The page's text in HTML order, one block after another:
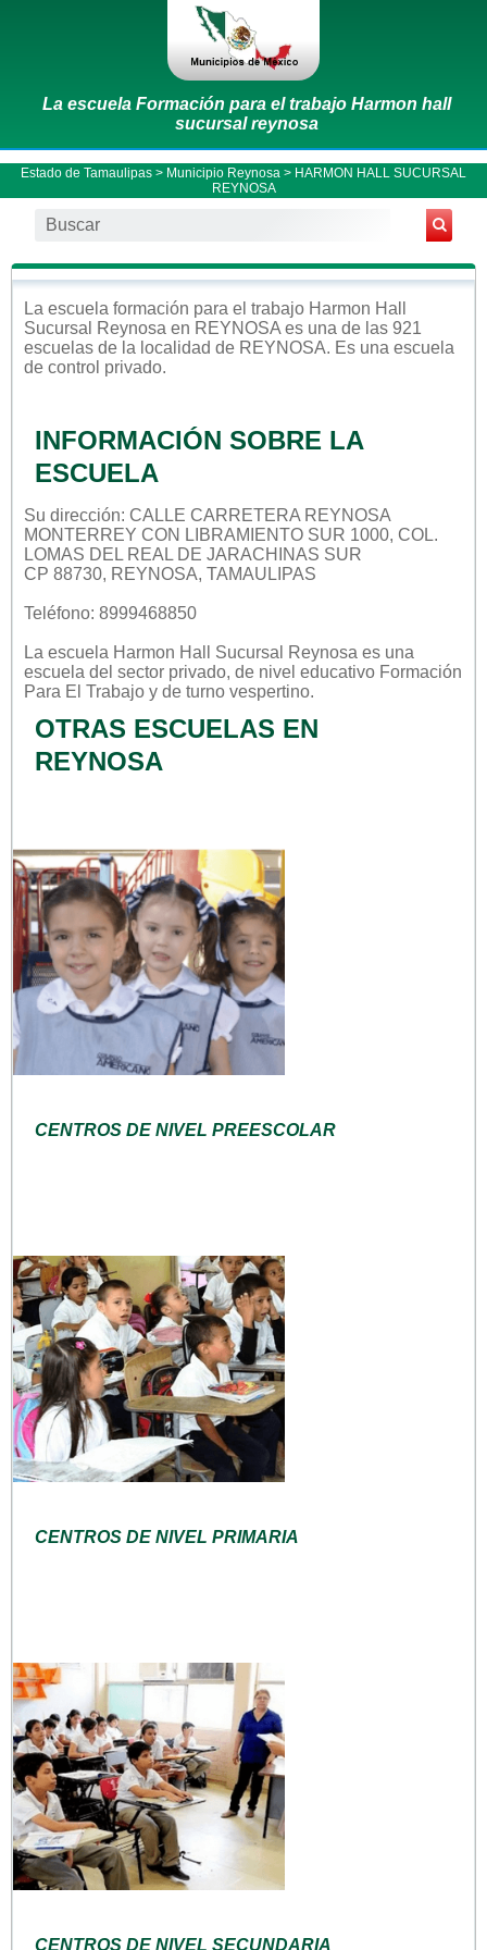
La escuela Formación para el trabajo Harmon hall
sucursal reynosa
Estado de Tamaulipas > Municipio Reynosa > HARMON HALL SUCURSAL
REYNOSA
La escuela formación para el trabajo Harmon Hall
Sucursal Reynosa en REYNOSA es una de las 921
escuelas de la localidad de REYNOSA. Es una escuela
de control privado.
INFORMACIÓN SOBRE LA
ESCUELA
Su dirección: CALLE CARRETERA REYNOSA
MONTERREY CON LIBRAMIENTO SUR 1000, COL.
LOMAS DEL REAL DE JARACHINAS SUR
CP 88730, REYNOSA, TAMAULIPAS
Teléfono: 8999468850
La escuela Harmon Hall Sucursal Reynosa es una
escuela del sector privado, de nivel educativo Formación
Para El Trabajo y de turno vespertino.
OTRAS ESCUELAS EN
REYNOSA
CENTROS DE NIVEL PREESCOLAR
CENTROS DE NIVEL PRIMARIA
CENTROS DE NIVEL SECUNDARIA